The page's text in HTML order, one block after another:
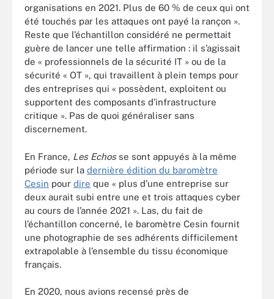
organisations en 2021. Plus de 60 % de ceux qui ont
été touchés par les attaques ont payé la rançon ».
Reste que l’échantillon considéré ne permettait
guère de lancer une telle affirmation : il s’agissait
de « professionnels de la sécurité IT » ou de la
sécurité « OT », qui travaillent à plein temps pour
des entreprises qui « possèdent, exploitent ou
supportent des composants d’infrastructure
critique ». Pas de quoi généraliser sans
discernement.
En France, Les Echosse sont appuyés à la même
période sur la dernière édition du baromètre
Cesin pour dire que « plus d’une entreprise sur
deux aurait subi entre une et trois attaques cyber
au cours de l’année 2021 ». Las, du fait de
l’échantillon concerné, le baromètre Cesin fournit
une photographie de ses adhérents difficilement
extrapolable à l’ensemble du tissu économique
français.
En 2020, nous avions recensé près de